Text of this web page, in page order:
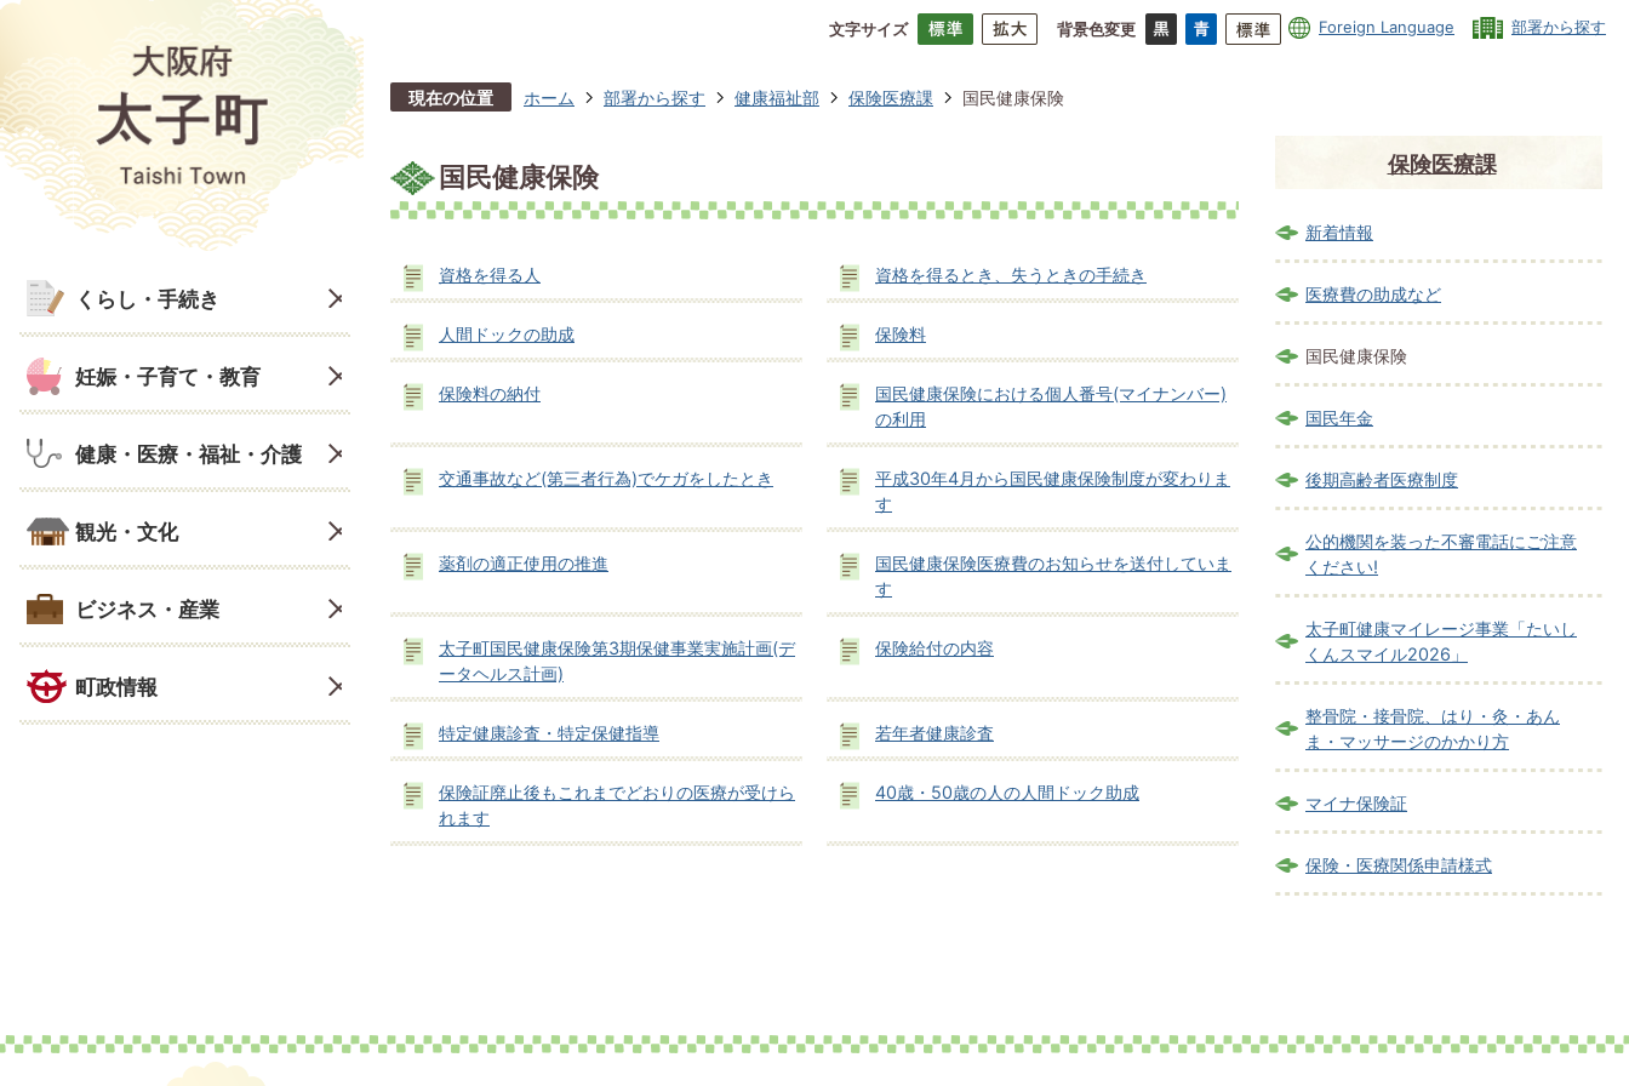
文字サイズ 背景色変更 Foreign Language 部署から探す
くらし・手続き
妊娠・子育て・教育
健康・医療・福祉・介護
観光・文化
ビジネス・産業
町政情報
現在の位置 ホーム 部署から探す 健康福祉部 保険医療課 国民健康保険
国民健康保険
資格を得る人 資格を得るとき、失うときの手続き
人間ドックの助成 保険料
保険料の納付
国民健康保険における個人番号(マイナンバー)
の利用
交通事故など(第三者行為)でケガをしたとき
平成30年4月から国民健康保険制度が変わりま
す
薬剤の適正使用の推進
国民健康保険医療費のお知らせを送付していま
す
太子町国民健康保険第3期保健事業実施計画(デ
ータヘルス計画)
保険給付の内容
特定健康診査・特定保健指導 若年者健康診査
保険証廃止後もこれまでどおりの医療が受けら
れます
40歳・50歳の人の人間ドック助成
保険医療課
新着情報
医療費の助成など
国民健康保険
国民年金
後期高齢者医療制度
公的機関を装った不審電話にご注意
ください!
太子町健康マイレージ事業「たいし
くんスマイル2026」
整骨院・接骨院、はり・灸・あん
ま・マッサージのかかり方
マイナ保険証
保険・医療関係申請様式